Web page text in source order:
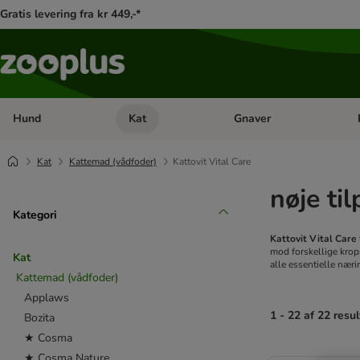
Gratis levering fra kr 449,-*
Hund Åben kategori menu: Hund
Kat Åben kategori menu: Kat
Gnaver
Kat Kattemad (vådfoder) Kattovit Vital Care
Kategori
Kat
Kattemad (vådfoder)
Applaws
Bozita
★ Cosma
nøje
Kattovit Vital Care
mod forskellige
alle essentielle
1 - 22 af 22
product items